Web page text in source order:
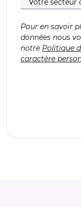
Pour en savoir
données nous
notre Politique
caractère